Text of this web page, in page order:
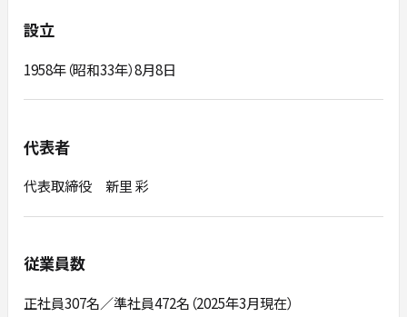
設立
1958年（昭和33年）8月8日
代表者
代表取締役 新里 彩
従業員数
正社員307名／準社員472名（2025年3月現在）